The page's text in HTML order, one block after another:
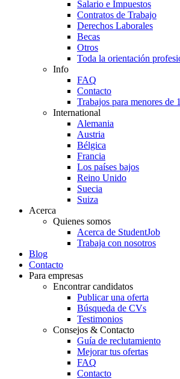
Salario e Impuestos
Contratos de Trabajo
Derechos Laborales
Becas
Otros
Toda la orientación
Info
FAQ
Contacto
Trabajos para menores de
International
Alemania
Austria
Bélgica
Francia
Los países bajos
Reino Unido
Suecia
Suiza
Acerca
Quienes somos
Acerca de StudentJob
Trabaja con nosotros
Blog
Contacto
Para empresas
Encontrar candidatos
Publicar una oferta
Búsqueda de CVs
Testimonios
Consejos & Contacto
Guía de reclutamiento
Mejorar tus ofertas
FAQ
Contacto